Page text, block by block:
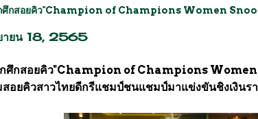
ศึกสอยคิว"Champion of Champions Women
ายน 18, 2565
ศึกสอยคิว"Champion of Champions
สอยคิวสาวไทยดีกรีแชมป์ชนแชมป์มาแข่งขันชิงเงินร